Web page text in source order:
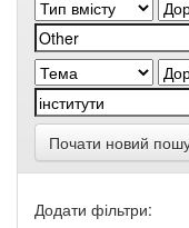
Почати новий
Додати фільтри: